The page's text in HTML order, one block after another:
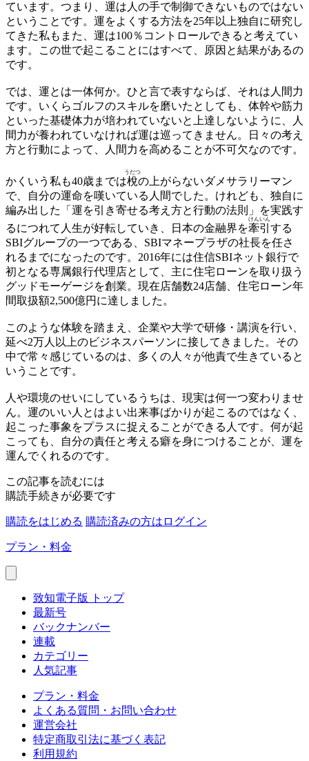
ています。つまり、運は人の手で制御できないものではない
ということです。運をよくする方法を25年以上独自に研究し
てきた私もまた、運は100％コントロールできると考えてい
ます。この世で起こることにはすべて、原因と結果があるの
です。
では、運とは一体何か。ひと言で表すならば、それは人間力
です。いくらゴルフのスキルを磨いたとしても、体幹や筋力
といった基礎体力が培われていないと上達しないように、人
間力が養われていなければ運は巡ってきません。日々の考え
方と行動によって、人間力を高めることが不可欠なのです。
かくいう私も40歳までは梲
うだつ
の上がらないダメサラリーマン
で、自分の運命を嘆いている人間でした。けれども、独自に
編み出した「運を引き寄せる考え方と行動の法則」を実践す
るにつれて人生が好転していき、日本の金融界を牽
けん
引
いん
する
SBIグループの一つである、SBIマネープラザの社長を任さ
れるまでになったのです。2016年には住信SBIネット銀行で
初となる専属銀行代理店として、主に住宅ローンを取り扱う
グッドモーゲージを創業。現在店舗数24店舗、住宅ローン年
間取扱額2,500億円に達しました。
このような体験を踏まえ、企業や大学で研修・講演を行い、
延べ2万人以上のビジネスパーソンに接してきました。その
中で常々感じているのは、多くの人々が他責で生きていると
いうことです。
人や環境のせいにしているうちは、現実は何一つ変わりませ
ん。運のいい人とはよい出来事ばかりが起こるのではなく、
起こった事象をプラスに捉えることができる人です。何が起
こっても、自分の責任と考える癖を身につけることが、運を
運んでくれるのです。
この記事を読むには
購読手続きが必要です
購読をはじめる 購読済みの方はログイン
プラン・料金
致知電子版 トップ
最新号
バックナンバー
連載
カテゴリー
人気記事
プラン・料金
よくある質問・お問い合わせ
運営会社
特定商取引法に基づく表記
利用規約